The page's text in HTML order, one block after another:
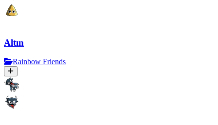
Altın
Rainbow Friends